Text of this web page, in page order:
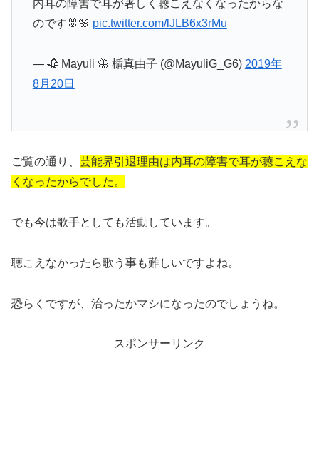
内耳の障害で耳が著しく聴こえなくなったからな
のです🐰🌸 pic.twitter.com/lJLB6x3rMu
— 🥀 Mayuli 🦋 楯真由子 (@MayuliG_G6) 2019年
8月20日
ご覧の通り、 芸能界引退理由は内耳の障害で耳が聴こえな
くなったからでした。
でも今は歌手としても活動しています。
聴こえなかったら歌う事も難しいですよね。
恐らくですが、治ったかマシになったのでしょうね。
スポンサーリンク